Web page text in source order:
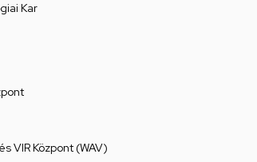
Kar
VIR Központ (WAV)